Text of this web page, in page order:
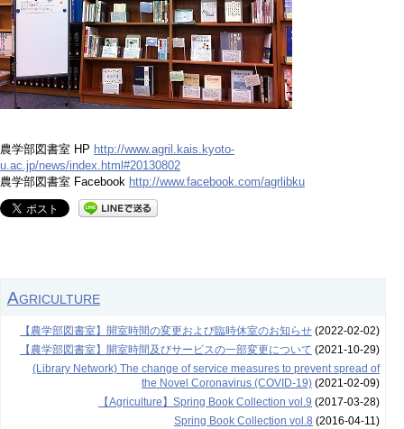
農学部図書室 HP http://www.agril.kais.kyoto-
u.ac.jp/news/index.html#20130802
農学部図書室 Facebook http://www.facebook.com/agrlibku
Agriculture
【農学部図書室】開室時間の変更および臨時休室のお知らせ(2022-02-02)
【農学部図書室】開室時間及びサービスの一部変更について (2021-10-29)
(Library Network) The change of service measures to prevent spread of
the Novel Coronavirus (COVID-19)(2021-02-09)
【Agriculture】Spring Book Collection vol.9 (2017-03-28)
Spring Book Collection vol.8 (2016-04-11)